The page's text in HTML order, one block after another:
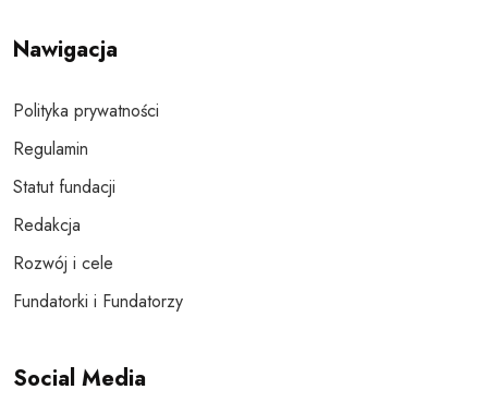
Nawigacja
Polityka prywatności
Regulamin
Statut fundacji
Redakcja
Rozwój i cele
Fundatorki i Fundatorzy
Social Media